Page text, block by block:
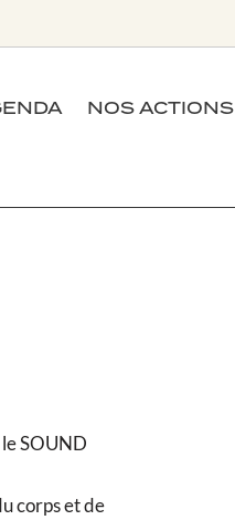
NOS ACTIONS
SOUND
corps et de